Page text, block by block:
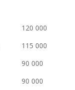
120 000
115 000
90 000
90 000